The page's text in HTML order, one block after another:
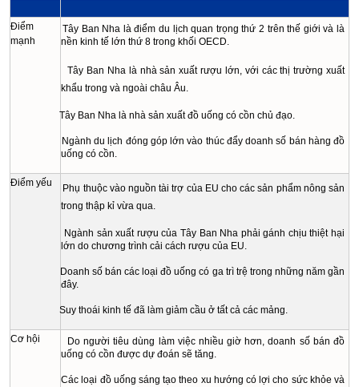
Điểm
mạnh
Tây Ban Nha là điểm du lịch quan trọng thứ 2 trên thế giới và là
nền kinh tế lớn thứ 8 trong khối OECD.
Tây Ban Nha là nhà sản xuất rượu lớn, với các thị trường xuất
khẩu trong và ngoài châu Âu.
Tây Ban Nha là nhà sản xuất đồ uống có cồn chủ đạo.
Ngành du lịch đóng góp lớn vào thúc đẩy doanh số bán hàng đồ
uống có cồn.
Điểm yếu
Phụ thuộc vào nguồn tài trợ của EU cho các sản phẩm nông sản
trong thập kỉ vừa qua.
Ngành sản xuất rượu của Tây Ban Nha phải gánh chịu thiệt hại
lớn do chương trình cải cách rượu của EU.
Doanh số bán các loại đồ uống có ga trì trệ trong những năm gần
đây.
Suy thoái kinh tế đã làm giảm cầu ở tất cả các mảng.
Cơ hội
Do người tiêu dùng làm việc nhiều giờ hơn, doanh số bán đồ
uống có cồn được dự đoán sẽ tăng.
Các loại đồ uống sáng tạo theo xu hướng có lợi cho sức khỏe và